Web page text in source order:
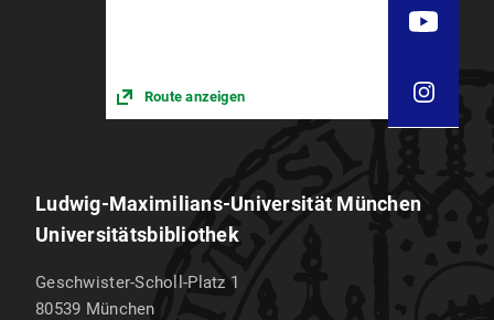
Route anzeigen
Ludwig-Maximilians-Universität München
Universitätsbibliothek
Geschwister-Scholl-Platz 1
80539 München